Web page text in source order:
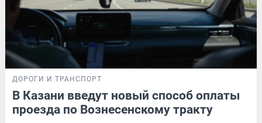
ДОРОГИ И ТРАНСПОРТ
В Казани введут новый способ оплаты
проезда по Вознесенскому тракту